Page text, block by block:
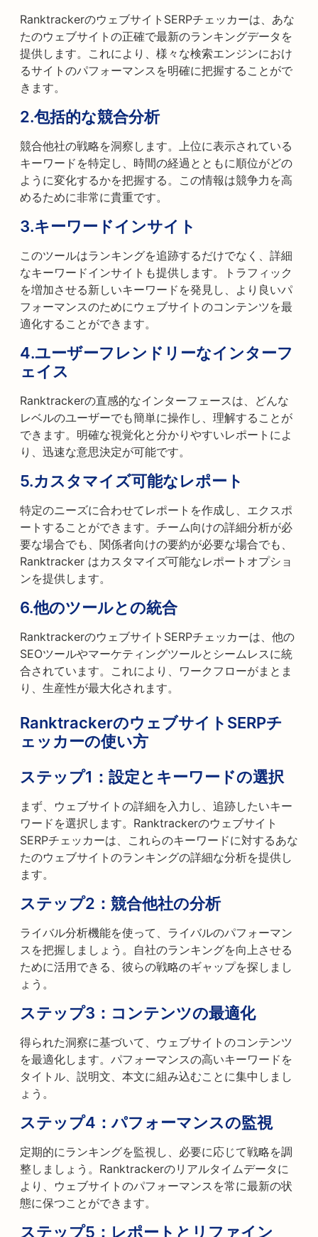
RanktrackerのウェブサイトSERPチェッカーは、あな
たのウェブサイトの正確で最新のランキングデータを
提供します。これにより、様々な検索エンジンにおけ
るサイトのパフォーマンスを明確に把握することがで
きます。
2.包括的な競合分析
競合他社の戦略を洞察します。上位に表示されている
キーワードを特定し、時間の経過とともに順位がどの
ように変化するかを把握する。この情報は競争力を高
めるために非常に貴重です。
3.キーワードインサイト
このツールはランキングを追跡するだけでなく、詳細
なキーワードインサイトも提供します。トラフィック
を増加させる新しいキーワードを発見し、より良いパ
フォーマンスのためにウェブサイトのコンテンツを最
適化することができます。
4.ユーザーフレンドリーなインターフ
ェイス
Ranktrackerの直感的なインターフェースは、どんな
レベルのユーザーでも簡単に操作し、理解することが
できます。明確な視覚化と分かりやすいレポートによ
り、迅速な意思決定が可能です。
5.カスタマイズ可能なレポート
特定のニーズに合わせてレポートを作成し、エクスポ
ートすることができます。チーム向けの詳細分析が必
要な場合でも、関係者向けの要約が必要な場合でも、
Ranktracker はカスタマイズ可能なレポートオプショ
ンを提供します。
6.他のツールとの統合
RanktrackerのウェブサイトSERPチェッカーは、他の
SEOツールやマーケティングツールとシームレスに統
合されています。これにより、ワークフローがまとま
り、生産性が最大化されます。
RanktrackerのウェブサイトSERPチ
ェッカーの使い方
ステップ1： 設定とキーワードの選択
まず、ウェブサイトの詳細を入力し、追跡したいキー
ワードを選択します。Ranktrackerのウェブサイト
SERPチェッカーは、これらのキーワードに対するあな
たのウェブサイトのランキングの詳細な分析を提供し
ます。
ステップ2： 競合他社の分析
ライバル分析機能を使って、ライバルのパフォーマン
スを把握しましょう。自社のランキングを向上させる
ために活用できる、彼らの戦略のギャップを探しまし
ょう。
ステップ3： コンテンツの最適化
得られた洞察に基づいて、ウェブサイトのコンテンツ
を最適化します。パフォーマンスの高いキーワードを
タイトル、説明文、本文に組み込むことに集中しまし
ょう。
ステップ4：パフォーマンスの監視
定期的にランキングを監視し、必要に応じて戦略を調
整しましょう。Ranktrackerのリアルタイムデータに
より、ウェブサイトのパフォーマンスを常に最新の状
態に保つことができます。
ステップ5： レポートとリファイン